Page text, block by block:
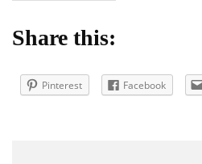
Share this:
Pinterest Facebook